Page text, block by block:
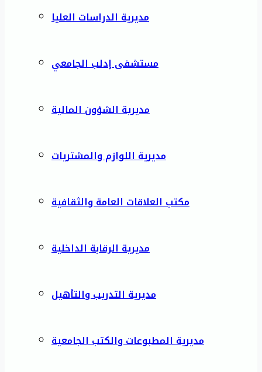
مديرية الدراسات العليا
مستشفى إدلب الجامعي
مديرية الشؤون المالية
مديرية اللوازم والمشتريات
مكتب العلاقات العامة والثقافية
مديرية الرقابة الداخلية
مديرية التدريب والتأهيل
مديرية المطبوعات والكتب الجامعية